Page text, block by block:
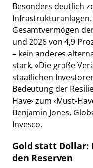
Besonders deutlich
Gesamtvermögen
und 2026 von 4,9
– kein anderes
stark. «Die große
staatlichen
Bedeutung der
Have› zum ‹Must-
Benjamin Jones,
Invesco.
Gold statt Dollar:
den Reserven